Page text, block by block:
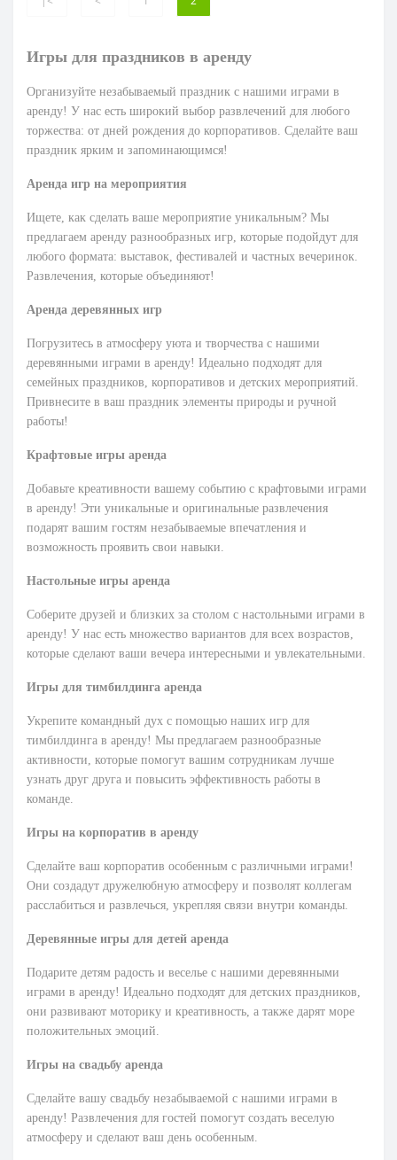
Игры для праздников в аренду
Организуйте незабываемый праздник с нашими играми в
аренду! У нас есть широкий выбор развлечений для любого
торжества: от дней рождения до корпоративов. Сделайте ваш
праздник ярким и запоминающимся!
Аренда игр на мероприятия
Ищете, как сделать ваше мероприятие уникальным? Мы
предлагаем аренду разнообразных игр, которые подойдут для
любого формата: выставок, фестивалей и частных вечеринок.
Развлечения, которые объединяют!
Аренда деревянных игр
Погрузитесь в атмосферу уюта и творчества с нашими
деревянными играми в аренду! Идеально подходят для
семейных праздников, корпоративов и детских мероприятий.
Привнесите в ваш праздник элементы природы и ручной
работы!
Крафтовые игры аренда
Добавьте креативности вашему событию с крафтовыми играми
в аренду! Эти уникальные и оригинальные развлечения
подарят вашим гостям незабываемые впечатления и
возможность проявить свои навыки.
Настольные игры аренда
Соберите друзей и близких за столом с настольными играми в
аренду! У нас есть множество вариантов для всех возрастов,
которые сделают ваши вечера интересными и увлекательными.
Игры для тимбилдинга аренда
Укрепите командный дух с помощью наших игр для
тимбилдинга в аренду! Мы предлагаем разнообразные
активности, которые помогут вашим сотрудникам лучше
узнать друг друга и повысить эффективность работы в
команде.
Игры на корпоратив в аренду
Сделайте ваш корпоратив особенным с различными играми!
Они создадут дружелюбную атмосферу и позволят коллегам
расслабиться и развлечься, укрепляя связи внутри команды.
Деревянные игры для детей аренда
Подарите детям радость и веселье с нашими деревянными
играми в аренду! Идеально подходят для детских праздников,
они развивают моторику и креативность, а также дарят море
положительных эмоций.
Игры на свадьбу аренда
Сделайте вашу свадьбу незабываемой с нашими играми в
аренду! Развлечения для гостей помогут создать веселую
атмосферу и сделают ваш день особенным.